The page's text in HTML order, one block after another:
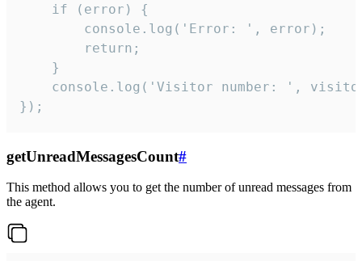
    if (error) {
        console.log('Error: ', error);
        return;
    }
console.log('Visitor number: ',
});
getUnreadMessagesCount#
This method allows you to get the number of unread messages from
the agent.